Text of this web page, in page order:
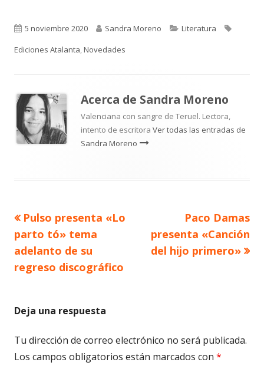
Publicado
el
5 noviembre 2020 Autor
Sandra Moreno Categorías
Literatura
Ediciones Atalanta,Novedades
Acerca de Sandra Moreno
Valenciana con sangre de Teruel. Lectora,
intento de escritora Ver todas las entradas de
Sandra Moreno
Navegación
de
entradas
Artículo
anterior
Pulso presenta «Lo
parto tó» tema
adelanto de su
regreso discográfico
Artículo
siguiente
Paco Damas
presenta «Canción
del hijo primero»
Deja una respuesta
Tu dirección de correo electrónico no será publicada.
Los campos obligatorios están marcados con *